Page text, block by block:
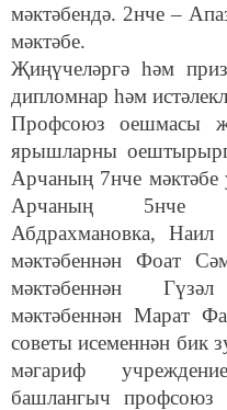
мәктәбендә. 2нче –
мәктәбе.
Җиңүчеләргә һәм
дипломнар һәм
Профсоюз оешмасы
ярышларны
Арчаның 7нче мәктәбе
Арчаның 5нче
Абдрахмановка,
мәктәбеннән Фоат
мәктәбеннән
мәктәбеннән Марат
советы исеменнән бик
мәгариф
башлангыч профсоюз